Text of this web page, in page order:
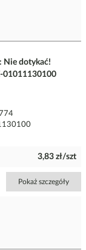
Nie dotykać!
01011130100
3,83 zł/szt
Pokaż szczegóły